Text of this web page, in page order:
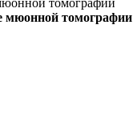
томографии